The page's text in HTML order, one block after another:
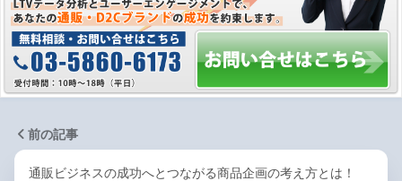
前の記事
通販ビジネスの成功へとつながる商品企画の考え方とは！